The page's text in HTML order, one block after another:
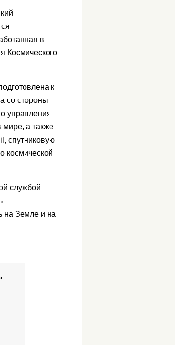
в
Космического
​​к
со стороны
управления
мире, а также
спутниковую
космической
службой
на Земле и на